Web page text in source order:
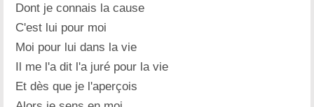
Dont je connais la cause
C'est lui pour moi
Moi pour lui dans la vie
Il me l'a dit l'a juré pour la vie
Et dès que je l'aperçois